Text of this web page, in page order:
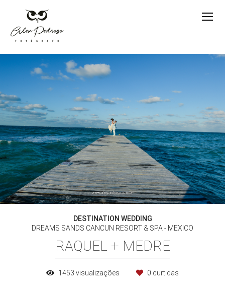
DESTINATION WEDDING
DREAMS SANDS CANCUN RESORT & SPA - MEXICO
RAQUEL + MEDRE
1453 visualizações 0 curtidas